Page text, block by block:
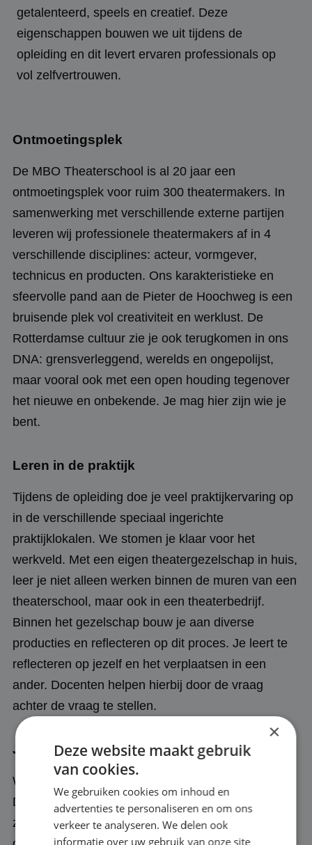
getalenteerd, speels en creatief. Deze
eigenschappen bouwen we uit tijdens de
opleiding en dit levert ervaren professionals op
vol zelfvertrouwen.
Ontmoetingsplek
De MBO Theaterschool is al 20 jaar een
ontmoetingsplek voor ruim 300 theatermakers. In
samenwerking met verschillende externe partijen
leveren wij professionele theatermakers af in 4
verschillende disciplines: acteur, vormgever,
technicus en producten. Ons karakteristieke en
sfeervolle pand aan de Pieter de Hoochweg is een
bruisende plek vol creativiteit en werklust. De
Rotterdamse cultuur zie je ook terugkomen in ons
DNA: grensverleggend, werelds en ongepolijst,
maar vooral ook met een open houding tegenover
het nieuwe en onbekende. Je mag hier zijn wie je
bent.
Leren in de praktijk
Tijdens de opleiding doe je veel praktijkervaring op
in de verschillende speciaal ingerichte
praktijklokalen. We stomen je klaar voor het
werkveld. Met een eigen theatergezelschap in huis,
leer je niet alleen werken binnen de muren van een
theaterschool, maar ook in een theaterbedrijf.
Binnen het gezelschap bouw je aan diverse
producties en reflecteren op dit proces. Je leert te
reflecteren op jezelf en het verplaatsen in een
ander. Docenten helpen hierbij door de vraag
achter de vraag te stellen.
Je wordt gezien
Wij kennen onze studenten en helpen ze groeien.
Dit levert ervaren theatermakers op die weten wat
ze willen. Tijdens de opleiding wordt er veel van je
×
Deze website maakt gebruik
van cookies.
We gebruiken cookies om inhoud en
advertenties te personaliseren en om ons
verkeer te analyseren. We delen ook
informatie over uw gebruik van onze site